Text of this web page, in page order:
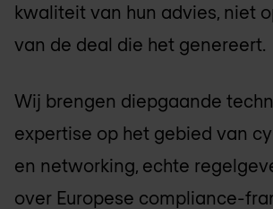
kwaliteit van hun advies, niet
van de deal die het genereert.
Wij brengen diepgaande
expertise op het gebied van
en networking, echte
over Europese compliance-